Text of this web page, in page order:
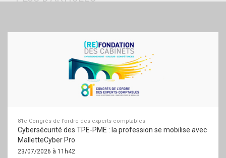
81e Congrès de l’ordre des experts-comptables
Cybersécurité des TPE-PME : la profession se mobilise avec
MalletteCyber Pro
23/07/2026 à 11h42